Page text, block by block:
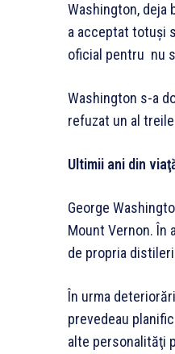
Washington, deja
a acceptat totuşi
oficial pentru nu
Washington s-a
refuzat un al
Ultimii ani din
George
Mount Vernon. În
de propria
În urma
prevedeau
alte personalităţi